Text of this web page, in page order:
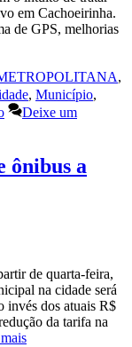
em Cachoeirinha.
de GPS, melhorias
,
, Município,
Deixe um
ônibus a
de quarta-feira,
na cidade será
invés dos atuais R$
da tarifa na